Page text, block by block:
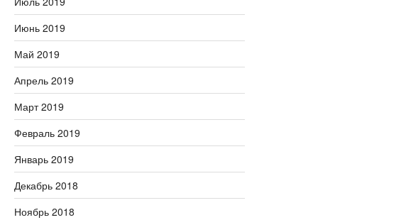
Июнь 2019
Май 2019
Апрель 2019
Март 2019
Февраль 2019
Январь 2019
Декабрь 2018
Ноябрь 2018